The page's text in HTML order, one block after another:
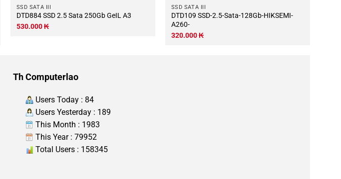
SSD SATA III
DTD884 SSD 2.5 Sata 250Gb GeIL A3
530.000₭
SSD SATA III
DTD109 SSD-2.5-Sata-128Gb-HIKSEMI-
A260-
320.000₭
Th Computerlao
Users Today : 84
Users Yesterday : 189
This Month : 1983
This Year : 79952
Total Users : 158345